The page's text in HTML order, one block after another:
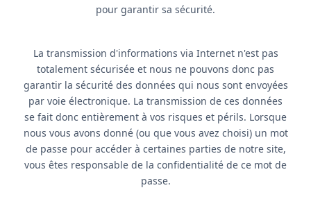
pour garantir sa sécurité.
La transmission d'informations via Internet n'est pas
totalement sécurisée et nous ne pouvons donc pas
garantir la sécurité des données qui nous sont envoyées
par voie électronique. La transmission de ces données
se fait donc entièrement à vos risques et périls. Lorsque
nous vous avons donné (ou que vous avez choisi) un mot
de passe pour accéder à certaines parties de notre site,
vous êtes responsable de la confidentialité de ce mot de
passe.